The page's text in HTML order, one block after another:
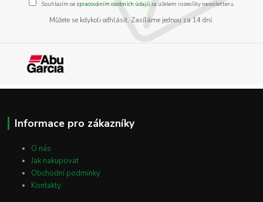
Souhlasím se zpracováním osobních údajůza účelem rozesílky newsletteru.
Můžete se kdykoli odhlásit. Zasíláme jednou za 14 dní.
Informace pro zákazníky
O nás
Jak nakupovat
Obchodní podmínky
Kontakty